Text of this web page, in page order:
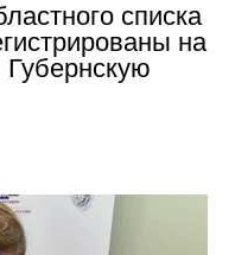
списка
на